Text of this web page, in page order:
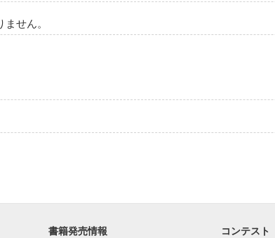
せん。
書籍発売情報 コンテスト